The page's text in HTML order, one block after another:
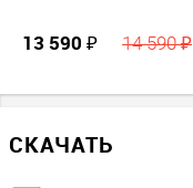
нет
Банковский терминал
13 590 ₽ 14 590 ₽
СКАЧАТЬ